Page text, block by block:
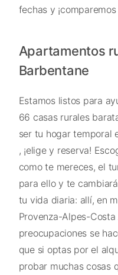
fechas y
Apartamentos
Barbentane
Estamos listos para
66 casas rurales
ser tu hogar temporal
, ¡elige y reserva!
como te mereces, el
para ello y te
tu vida diaria: allí, en
Provenza-Alpes-
preocupaciones se
que si optas por el
probar muchas cosas